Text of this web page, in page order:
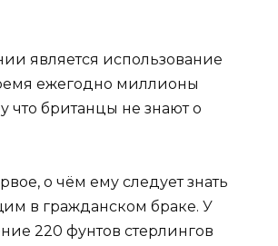
является использование
ежегодно миллионы
что британцы не знают о
о чём ему следует знать
в гражданском браке. У
220 фунтов стерлингов